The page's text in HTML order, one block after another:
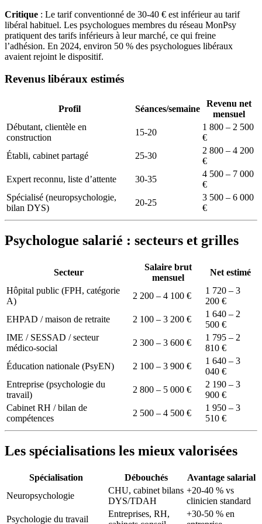
Critique : Le tarif conventionné de 30-40 € est inférieur au tarif
libéral habituel. Les psychologues membres du réseau MonPsy
pratiquent des tarifs inférieurs à leur marché, ce qui freine
l’adhésion. En 2024, environ 50 % des psychologues libéraux
avaient rejoint le dispositif.
Revenus libéraux estimés
Profil Séances/semaine
Revenu net
mensuel
Débutant, clientèle en
construction
15-20
1 800 – 2 500
€
Établi, cabinet partagé
25-30
2 800 – 4 200
€
Expert reconnu, liste d’attente
30-35
4 500 – 7 000
€
Spécialisé (neuropsychologie,
bilan DYS)
20-25
3 500 – 6 000
€
Psychologue salarié : secteurs et grilles
Secteur
Salaire brut
mensuel
Net estimé
Hôpital public (FPH, catégorie
A)
2 200 – 4 100 €
1 720 – 3
200 €
EHPAD / maison de retraite
2 100 – 3 200 €
1 640 – 2
500 €
IME / SESSAD / secteur
médico-social
2 300 – 3 600 €
1 795 – 2
810 €
Éducation nationale (PsyEN)
2 100 – 3 900 €
1 640 – 3
040 €
Entreprise (psychologie du
travail)
2 800 – 5 000 €
2 190 – 3
900 €
Cabinet RH / bilan de
compétences
2 500 – 4 500 €
1 950 – 3
510 €
Les spécialisations les mieux valorisées
Spécialisation Débouchés
Avantage salarial
Neuropsychologie
CHU, cabinet bilans
DYS/TDAH
+20-40 % vs
clinicien standard
Psychologie du travail
Entreprises, RH,
+30-50 % en